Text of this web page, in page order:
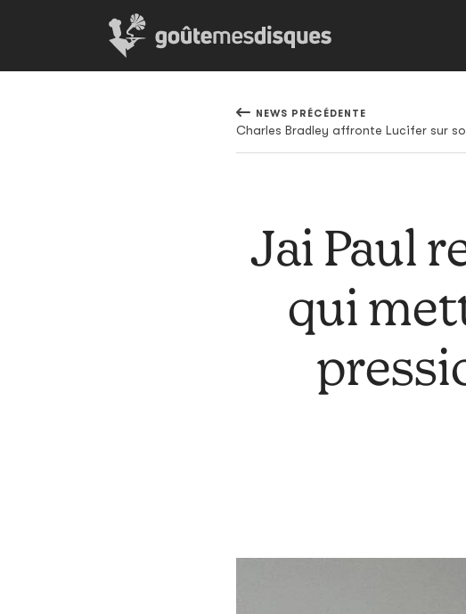
NEWS PRÉCÉDENTE
Charles Bradley affronte Lucifer sur
Jai Paul
qui